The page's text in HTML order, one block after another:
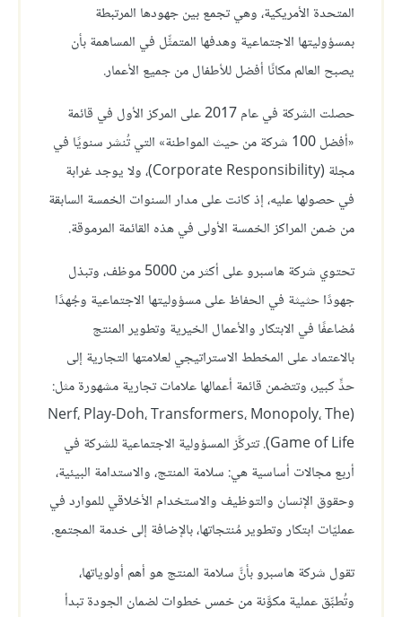
المتحدة الأمريكية، وهي تجمع بين جهودها المرتبطة
بمسؤوليتها الاجتماعية وهدفها المتمثِّل في المساهمة بأن
يصبح العالم مكانًا أفضل للأطفال من جميع الأعمار.
حصلت الشركة في عام 2017 على المركز الأول في قائمة
«أفضل 100 شركة من حيث المواطنة» التي تُنشر سنويًا في
مجلة (Corporate Responsibility)، ولا يوجد غرابة
في حصولها عليه، إذ كانت على مدار السنوات الخمسة السابقة
من ضمن المراكز الخمسة الأولى في هذه القائمة المرموقة.
تحتوي شركة هاسبرو على أكثر من 5000 موظف، وتبذل
جهودًا حثيثة في الحفاظ على مسؤوليتها الاجتماعية وجُهدًا
مُضاعفًا في الابتكار والأعمال الخيرية وتطوير المنتج
بالاعتماد على المخطط الاستراتيجي لعلامتها التجارية إلى
حدٍّ كبير، وتتضمن قائمة أعمالها علامات تجارية مشهورة مثل:
(Nerf، Play-Doh، Transformers، Monopoly، The
Game of Life). تتركَّز المسؤولية الاجتماعية للشركة في
أربع مجالات أساسية هي: سلامة المنتج، والاستدامة البيئية،
وحقوق الإنسان والتوظيف والاستخدام الأخلاقي للموارد في
عمليّات ابتكار وتطوير مُنتجاتها، بالإضافة إلى خدمة المجتمع.
تقول شركة هاسبرو بأنَّ سلامة المنتج هو أهم أولوياتها،
وتُطبِّق عملية مكوَّنة من خمس خطوات لضمان الجودة تبدأ